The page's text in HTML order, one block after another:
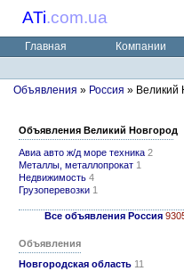
ATi.com.ua
Главная Компании
Объявления » Россия » Великий
Объявления Великий Новгород
Авиа авто ж/д море техника 2
Металлы, металлопрокат 1
Недвижимость 4
Грузоперевозки 1
Все объявления Россия
Объявления
Новгородская область 11